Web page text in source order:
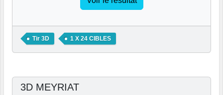
Tir 3D 1 X 24 CIBLES
3D MEYRIAT